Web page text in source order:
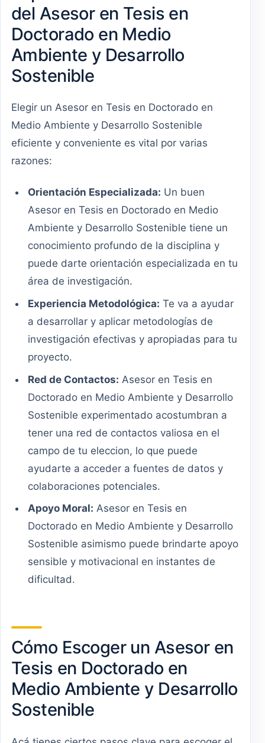
del Asesor en Tesis en
Doctorado en Medio
Ambiente y Desarrollo
Sostenible
Elegir un Asesor en Tesis en Doctorado en
Medio Ambiente y Desarrollo Sostenible
eficiente y conveniente es vital por varias
razones:
Orientación Especializada: Un buen
Asesor en Tesis en Doctorado en Medio
Ambiente y Desarrollo Sostenible tiene un
conocimiento profundo de la disciplina y
puede darte orientación especializada en tu
área de investigación.
Experiencia Metodológica: Te va a ayudar
a desarrollar y aplicar metodologías de
investigación efectivas y apropiadas para tu
proyecto.
Red de Contactos: Asesor en Tesis en
Doctorado en Medio Ambiente y Desarrollo
Sostenible experimentado acostumbran a
tener una red de contactos valiosa en el
campo de tu eleccion, lo que puede
ayudarte a acceder a fuentes de datos y
colaboraciones potenciales.
Apoyo Moral: Asesor en Tesis en
Doctorado en Medio Ambiente y Desarrollo
Sostenible asimismo puede brindarte apoyo
sensible y motivacional en instantes de
dificultad.
Cómo Escoger un Asesor en
Tesis en Doctorado en
Medio Ambiente y Desarrollo
Sostenible